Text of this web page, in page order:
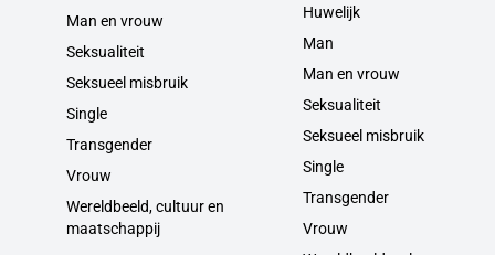
Man en vrouw
Seksualiteit
Seksueel misbruik
Single
Transgender
Vrouw
Wereldbeeld, cultuur en
maatschappij
Huwelijk
Man
Man en vrouw
Seksualiteit
Seksueel misbruik
Single
Transgender
Vrouw